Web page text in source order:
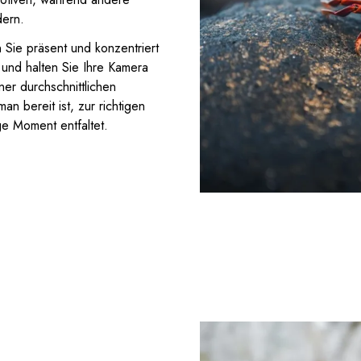
präsent und konzentriert
halten Sie Ihre Kamera
durchschnittlichen
bereit ist, zur richtigen
Moment entfaltet.